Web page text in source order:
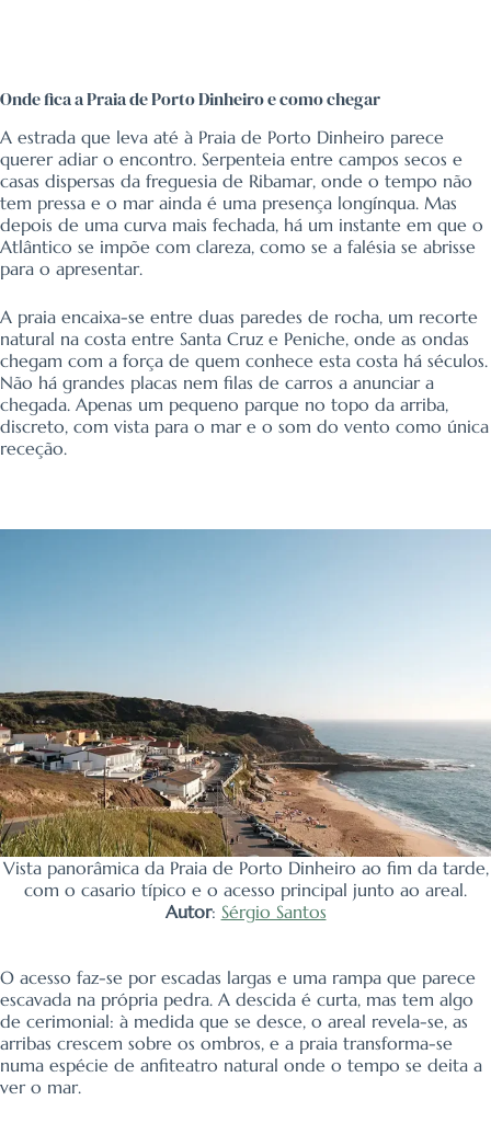
Onde fica a Praia de Porto Dinheiro e como chegar
A estrada que leva até à Praia de Porto Dinheiro parece
querer adiar o encontro. Serpenteia entre campos secos e
casas dispersas da freguesia de Ribamar, onde o tempo não
tem pressa e o mar ainda é uma presença longínqua. Mas
depois de uma curva mais fechada, há um instante em que o
Atlântico se impõe com clareza, como se a falésia se abrisse
para o apresentar.
A praia encaixa-se entre duas paredes de rocha, um recorte
natural na costa entre Santa Cruz e Peniche, onde as ondas
chegam com a força de quem conhece esta costa há séculos.
Não há grandes placas nem filas de carros a anunciar a
chegada. Apenas um pequeno parque no topo da arriba,
discreto, com vista para o mar e o som do vento como única
receção.
Vista panorâmica da Praia de Porto Dinheiro ao fim da tarde,
com o casario típico e o acesso principal junto ao areal.
Autor: Sérgio Santos
O acesso faz-se por escadas largas e uma rampa que parece
escavada na própria pedra. A descida é curta, mas tem algo
de cerimonial: à medida que se desce, o areal revela-se, as
arribas crescem sobre os ombros, e a praia transforma-se
numa espécie de anfiteatro natural onde o tempo se deita a
ver o mar.